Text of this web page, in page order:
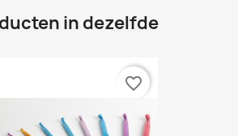
in dezelfde
favorite_border